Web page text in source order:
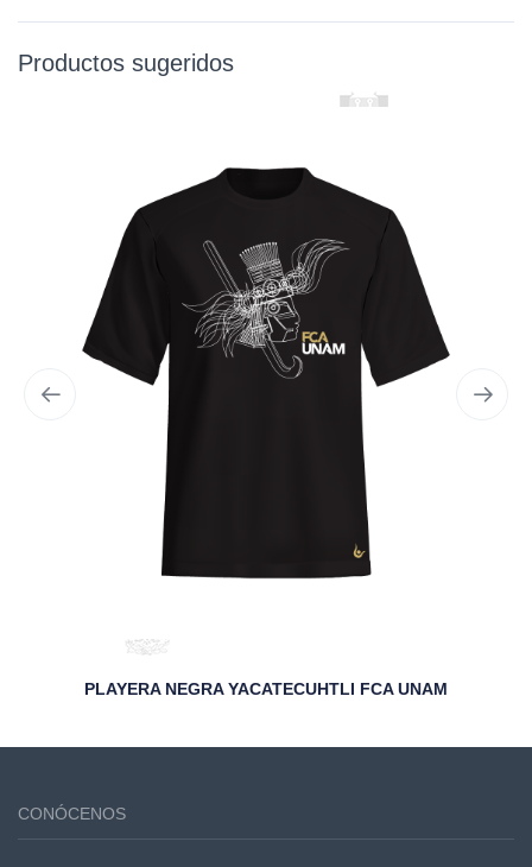
Productos sugeridos
PLAYERA NEGRA YACATECUHTLI FCA UNAM
CONÓCENOS